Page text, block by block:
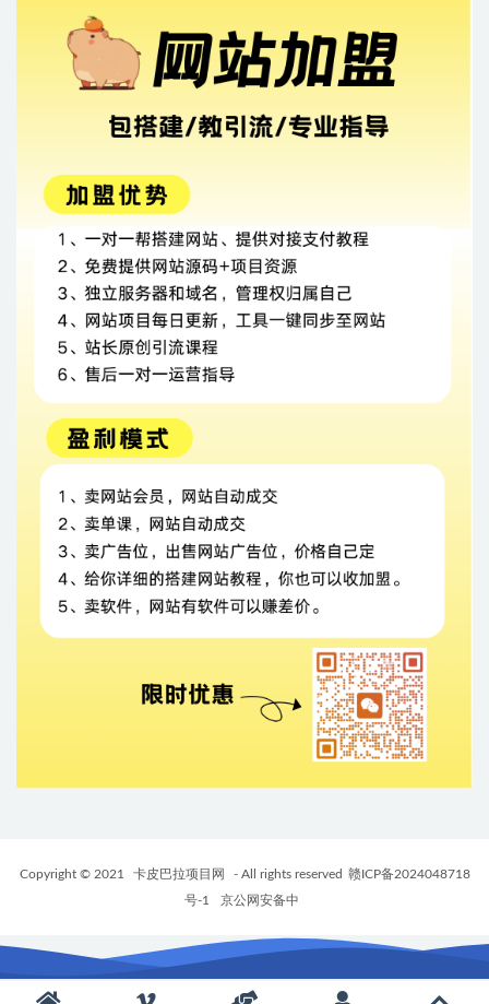
Copyright © 2021 卡皮巴拉项目网 - All rights reserved
赣ICP备2024048718
号-1
京公网安备中